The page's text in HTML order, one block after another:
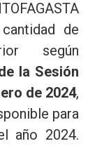
de
según
la Sesión
de 2024,
para
año 2024.